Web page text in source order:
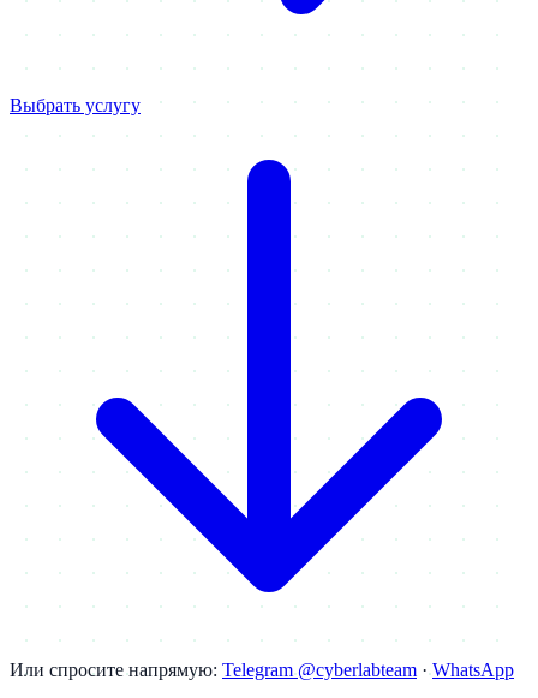
Выбрать услугу
Или спросите напрямую: Telegram @cyberlabteam ·WhatsApp